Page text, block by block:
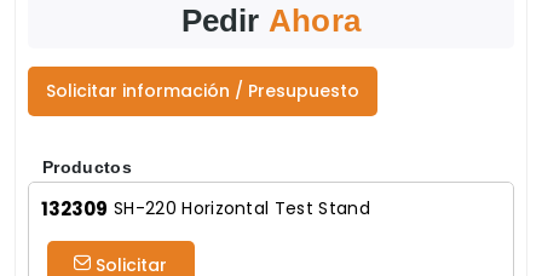
Pedir Ahora
Solicitar información / Presupuesto
Productos
132309 SH-220 Horizontal Test Stand